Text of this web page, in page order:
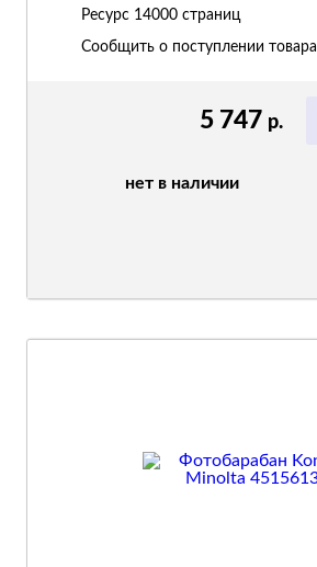
5 747 р.
нет в наличии
Ресурс 14000 страниц
Сообщить о поступлении товара